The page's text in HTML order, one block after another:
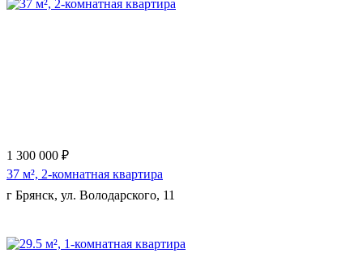
1 300 000 ₽
37 м², 2-комнатная квартира
г Брянск, ул. Володарского, 11